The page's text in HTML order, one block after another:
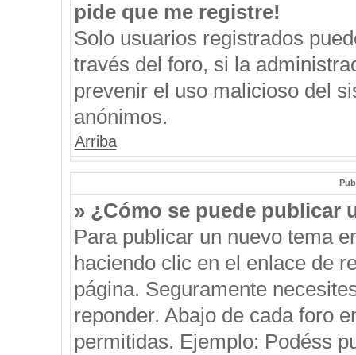
pide que me registre!
Solo usuarios registrados
través del foro, si la
prevenir el uso malicioso del
anónimos.
Arriba
» ¿Cómo se puede publicar
Para publicar un nuevo tema
haciendo clic en el enlace de
página. Seguramente
reponder. Abajo de cada foro
permitidas. Ejemplo: Podéss